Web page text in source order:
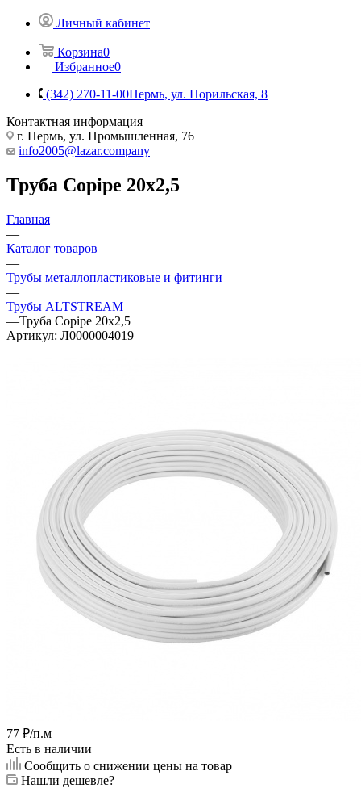
Личный кабинет
Корзина0
Избранное0
(342) 270-11-00Пермь, ул. Норильская, 8
Контактная информация
г. Пермь, ул. Промышленная, 76
info2005@lazar.company
Труба Copipe 20х2,5
Главная
—
Каталог товаров
—
Трубы металлопластиковые и фитинги
—
Трубы ALTSTREAM
—Труба Copipe 20х2,5
Артикул: Л0000004019
77 ₽/п.м
Есть в наличии
Сообщить о снижении цены на товар
Нашли дешевле?